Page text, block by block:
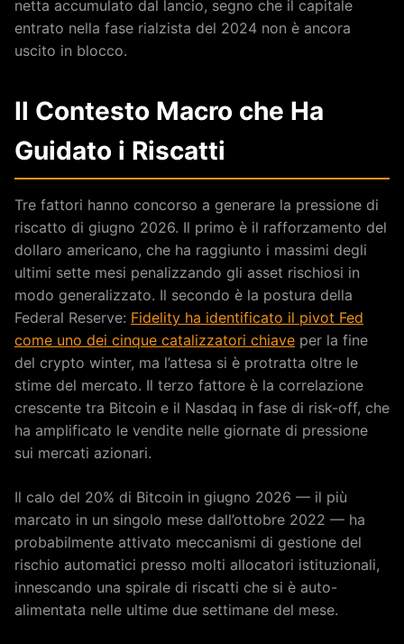
netta accumulato dal lancio, segno che il capitale
entrato nella fase rialzista del 2024 non è ancora
uscito in blocco.
Il Contesto Macro che Ha
Guidato i Riscatti
Tre fattori hanno concorso a generare la pressione di
riscatto di giugno 2026. Il primo è il rafforzamento del
dollaro americano, che ha raggiunto i massimi degli
ultimi sette mesi penalizzando gli asset rischiosi in
modo generalizzato. Il secondo è la postura della
Federal Reserve: Fidelity ha identificato il pivot Fed
come uno dei cinque catalizzatori chiave per la fine
del crypto winter, ma l’attesa si è protratta oltre le
stime del mercato. Il terzo fattore è la correlazione
crescente tra Bitcoin e il Nasdaq in fase di risk-off, che
ha amplificato le vendite nelle giornate di pressione
sui mercati azionari.
Il calo del 20% di Bitcoin in giugno 2026 — il più
marcato in un singolo mese dall’ottobre 2022 — ha
probabilmente attivato meccanismi di gestione del
rischio automatici presso molti allocatori istituzionali,
innescando una spirale di riscatti che si è auto-
alimentata nelle ultime due settimane del mese.